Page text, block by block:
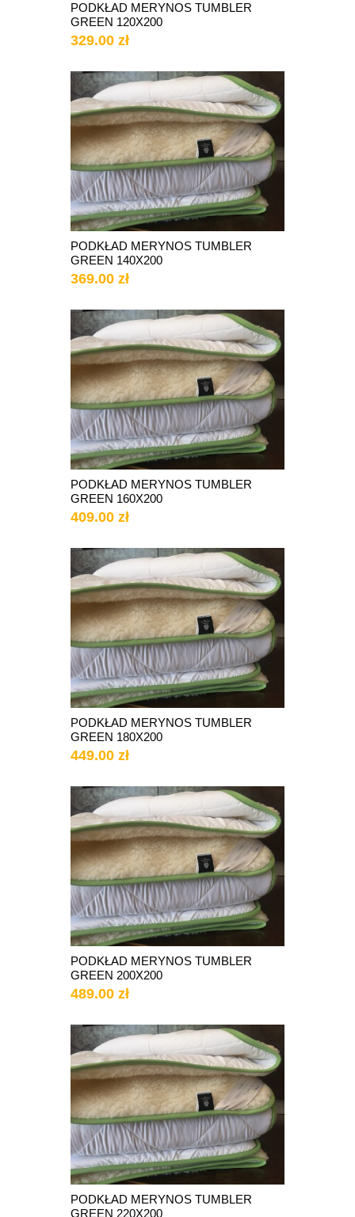
PODKŁAD MERYNOS TUMBLER
GREEN 120X200
329.00 zł
PODKŁAD MERYNOS TUMBLER
GREEN 140X200
369.00 zł
PODKŁAD MERYNOS TUMBLER
GREEN 160X200
409.00 zł
PODKŁAD MERYNOS TUMBLER
GREEN 180X200
449.00 zł
PODKŁAD MERYNOS TUMBLER
GREEN 200X200
489.00 zł
PODKŁAD MERYNOS TUMBLER
GREEN 220X200